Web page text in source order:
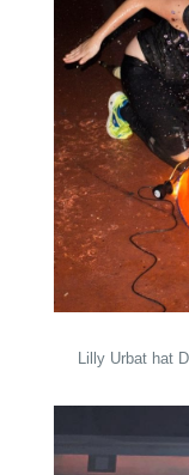
Lilly Urbat hat